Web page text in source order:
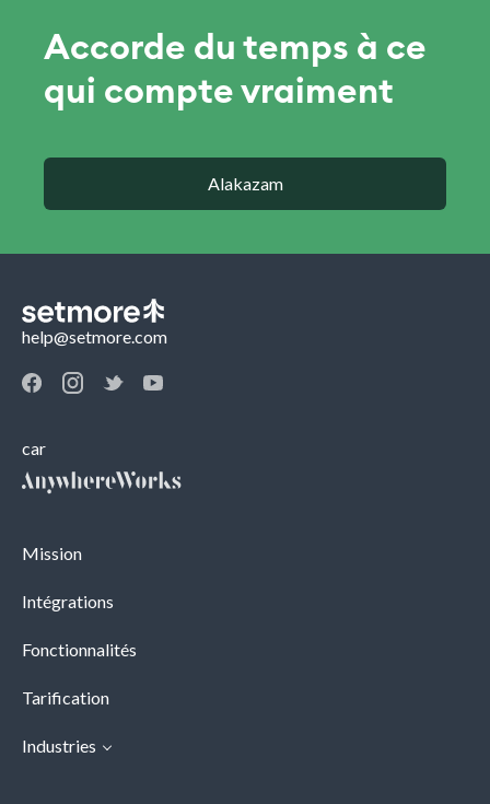
Accorde du temps à ce
qui compte vraiment
Alakazam
help@setmore.com
car
Mission
Intégrations
Fonctionnalités
Tarification
Industries